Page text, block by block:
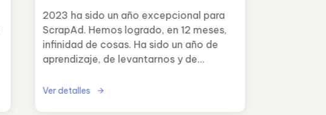
2023 ha sido un año excepcional para
ScrapAd. Hemos logrado, en 12 meses,
infinidad de cosas. Ha sido un año de
aprendizaje, de levantarnos y de
objetivo.
Ver detalles